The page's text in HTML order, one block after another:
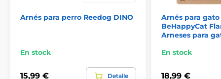
Arnés para perro Reedog DINO
En stock
15,99 € Detalle
Arnés para
BeHappyCat
Arneses para
En stock
18,99 €